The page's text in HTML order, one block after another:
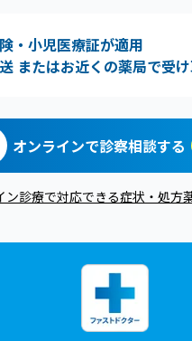
・小児医療証が適用
またはお近くの薬局で受け
オンラインで診察相談する
ン診療で対応できる症状・処方